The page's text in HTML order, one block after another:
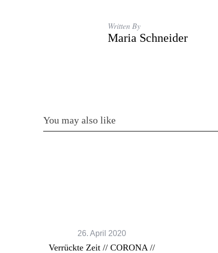
Written By
Maria Schneider
You may also like
26. April 2020
Verrückte Zeit // CORONA //